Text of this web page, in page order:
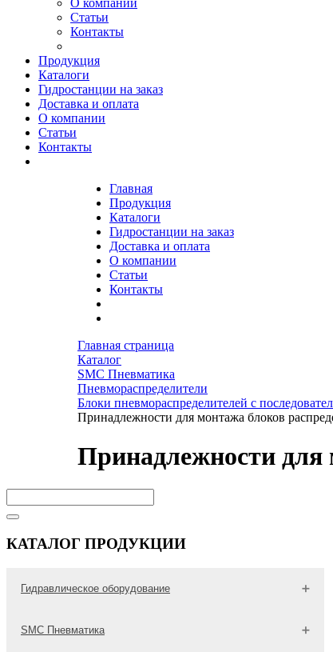
О компании
Статьи
Контакты
Продукция
Каталоги
Гидростанции на заказ
Доставка и оплата
О компании
Статьи
Контакты
Главная
Продукция
Каталоги
Гидростанции на заказ
Доставка и оплата
О компании
Статьи
Контакты
Главная страница
Каталог
SMC Пневматика
Пневмораспределители
Блоки пневмораспределителей с
Принадлежности для монтажа блоков
Принадлежности для
КАТАЛОГ ПРОДУКЦИИ
Гидравлическое оборудование
Гидравлические трубы
SMC Пневматика